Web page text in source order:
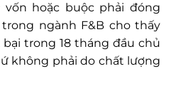
hoặc buộc phải đóng
ngành F&B cho thấy
trong 18 tháng đầu chủ
không phải do chất lượng